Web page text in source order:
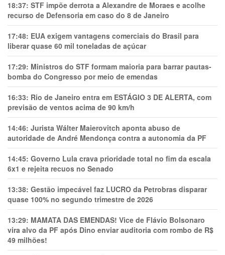
18:37: STF impõe derrota a Alexandre de Moraes e acolhe
recurso de Defensoria em caso do 8 de Janeiro
17:48: EUA exigem vantagens comerciais do Brasil para
liberar quase 60 mil toneladas de açúcar
17:29: Ministros do STF formam maioria para barrar pautas-
bomba do Congresso por meio de emendas
16:33: Rio de Janeiro entra em ESTÁGIO 3 DE ALERTA, com
previsão de ventos acima de 90 km/h
14:46: Jurista Wálter Maierovitch aponta abuso de
autoridade de André Mendonça contra a autonomia da PF
14:45: Governo Lula crava prioridade total no fim da escala
6x1 e rejeita recuos no Senado
13:38: Gestão impecável faz LUCRO da Petrobras disparar
quase 100% no segundo trimestre de 2026
13:29: MAMATA DAS EMENDAS! Vice de Flávio Bolsonaro
vira alvo da PF após Dino enviar auditoria com rombo de R$
49 milhões!